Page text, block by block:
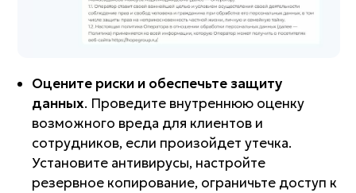
Оцените риски и обеспечьте защиту
данных. Проведите внутреннюю оценку
возможного вреда для клиентов и
сотрудников, если произойдет утечка.
Установите антивирусы, настройте
резервное копирование, ограничьте доступ к